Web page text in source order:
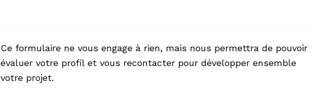
Ce formulaire ne vous engage à rien, mais nous permettra de pouvoir
évaluer votre profil et vous recontacter pour développer ensemble
votre projet.